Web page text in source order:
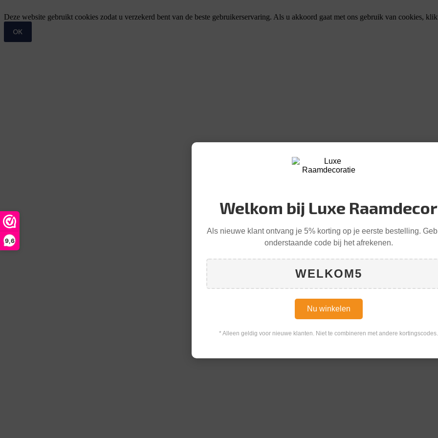
9,6
Welkom bij Luxe Raamdecor
Als nieuwe klant ontvang je 5% korting op je eerste bestelling.
onderstaande code bij het afrekenen.
WELKOM5
Nu winkelen
* Alleen geldig voor nieuwe klanten. Niet te combineren met andere kortingscodes.
Deze website gebruikt cookies zodat u verzekerd bent van de beste gebruikerservaring. Als u akkoord gaat met ons gebruik van cookies,
OK